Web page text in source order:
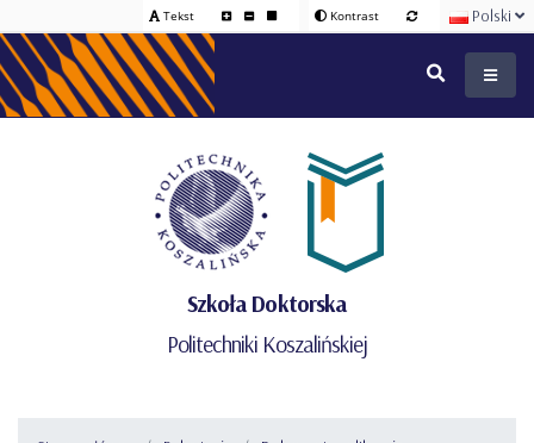
Tekst Kontrast Polski
Szkoła Doktorska
Politechniki Koszalińskiej